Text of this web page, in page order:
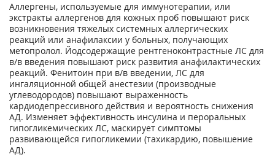
Аллергены, используемые для иммунотерапии, или
экстракты аллергенов для кожных проб повышают риск
возникновения тяжелых системных аллергических
реакций или анафилаксии у больных, получающих
метопролол. Йодсодержащие рентгеноконтрастные ЛС для
в/в введения повышают риск развития анафилактических
реакций. Фенитоин при в/в введении, ЛС для
ингаляционной общей анестезии (производные
углеводородов) повышают выраженность
кардиодепрессивного действия и вероятность снижения
АД. Изменяет эффективность инсулина и пероральных
гипогликемических ЛС, маскирует симптомы
развивающейся гипогликемии (тахикардию, повышение
АД).